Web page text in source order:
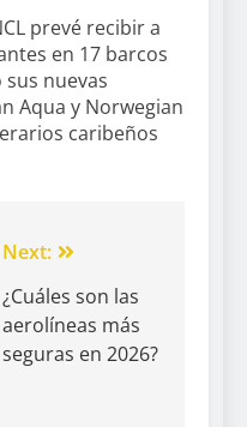
prevé recibir a
en 17 barcos
nuevas
Aqua y Norwegian
caribeños
Next:
¿Cuáles son las
aerolíneas más
seguras en 2026?